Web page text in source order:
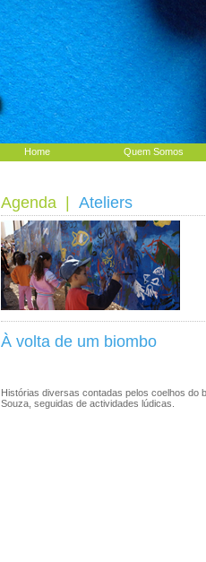
Home Quem Somos
Agenda Ateliers
À volta de um biombo
Histórias diversas contadas pelos coelhos do
Souza, seguidas de actividades lúdicas.